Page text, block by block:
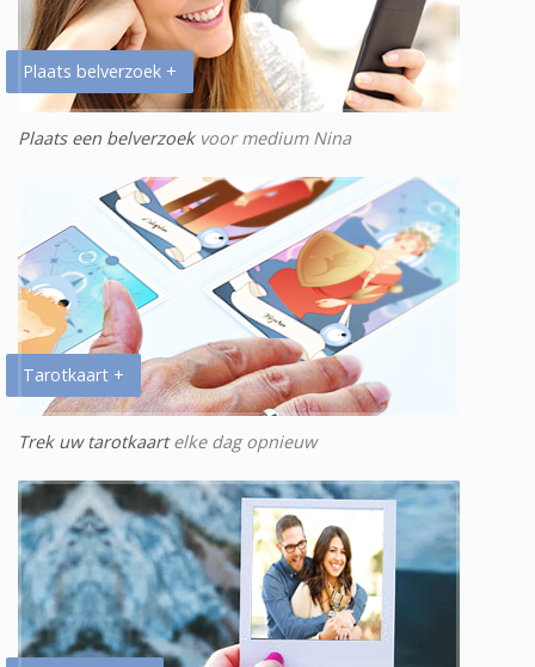
Plaats belverzoek +
Plaats een belverzoekvoor medium Nina
Tarotkaart +
Trek uw tarotkaartelke dag opnieuw